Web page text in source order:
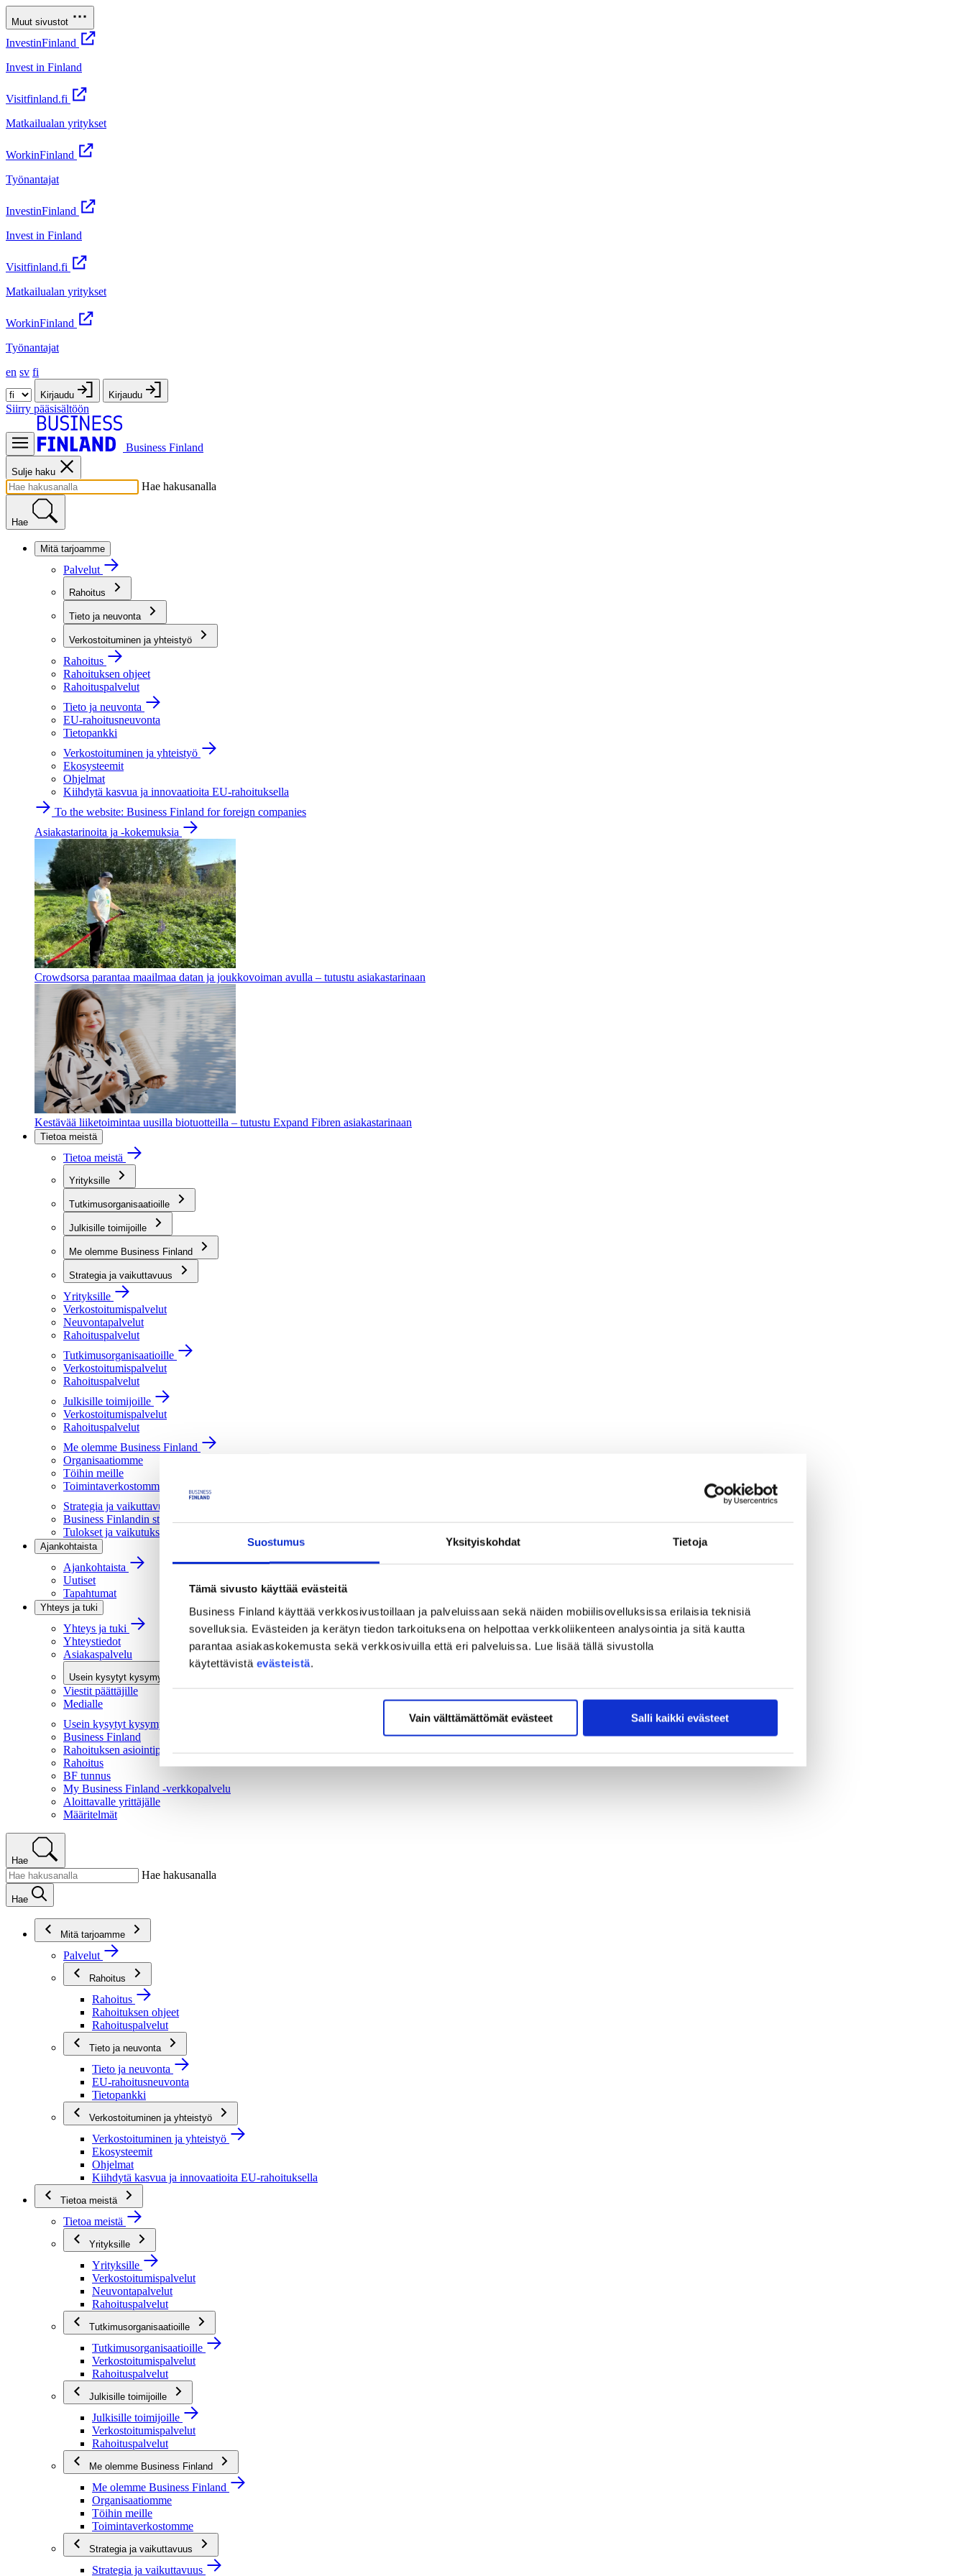
Suostumus Yksityiskohdat Tietoja
Tämä sivusto käyttää evästeitä
Business Finland käyttää verkkosivustoillaan ja palveluissaan sekä näiden mobiilisovelluksissa erilaisia teknisiä
sovelluksia. Evästeiden ja kerätyn tiedon tarkoituksena on helpottaa verkkoliikenteen analysointia ja sitä kautta
parantaa asiakaskokemusta sekä verkkosivuilla että eri palveluissa. Lue lisää tällä sivustolla
käytettävistä evästeistä.
Vain välttämättömät evästeet Salli kaikki evästeet
Muut sivustot
InvestinFinland
Invest in Finland
Visitfinland.fi
Matkailualan yritykset
WorkinFinland
Työnantajat
InvestinFinland
Invest in Finland
Visitfinland.fi
Matkailualan yritykset
WorkinFinland
Työnantajat
en sv fi
Kirjaudu Kirjaudu
Siirry pääsisältöön
Business Finland
Sulje haku
Hae hakusanalla
Hae
Mitä tarjoamme
Palvelut
Rahoitus
Tieto ja neuvonta
Verkostoituminen ja yhteistyö
Rahoitus
Rahoituksen ohjeet
Rahoituspalvelut
Tieto ja neuvonta
EU-rahoitusneuvonta
Tietopankki
Verkostoituminen ja yhteistyö
Ekosysteemit
Ohjelmat
Kiihdytä kasvua ja innovaatioita EU-rahoituksella
To the website: Business Finland for foreign companies
Asiakastarinoita ja -kokemuksia
Crowdsorsa parantaa maailmaa datan ja joukkovoiman avulla – tutustu asiakastarinaan
Kestävää liiketoimintaa uusilla biotuotteilla – tutustu Expand Fibren asiakastarinaan
Tietoa meistä
Tietoa meistä
Yrityksille
Tutkimusorganisaatioille
Julkisille toimijoille
Me olemme Business Finland
Strategia ja vaikuttavuus
Yrityksille
Verkostoitumispalvelut
Neuvontapalvelut
Rahoituspalvelut
Tutkimusorganisaatioille
Verkostoitumispalvelut
Rahoituspalvelut
Julkisille toimijoille
Verkostoitumispalvelut
Rahoituspalvelut
Me olemme Business Finland
Organisaatiomme
Töihin meille
Toimintaverkostomme
Strategia ja vaikuttavuus
Business Finlandin strategia 2030
Tulokset ja vaikutukset
Ajankohtaista
Ajankohtaista
Uutiset
Tapahtumat
Yhteys ja tuki
Yhteys ja tuki
Yhteystiedot
Asiakaspalvelu
Usein kysytyt kysymykset
Viestit päättäjille
Medialle
Usein kysytyt kysymykset
Business Finland
Rahoituksen asiointipalvelu
Rahoitus
BF tunnus
My Business Finland -verkkopalvelu
Aloittavalle yrittäjälle
Määritelmät
Hae
Hae hakusanalla
Hae
Mitä tarjoamme
Palvelut
Rahoitus
Rahoitus
Rahoituksen ohjeet
Rahoituspalvelut
Tieto ja neuvonta
Tieto ja neuvonta
EU-rahoitusneuvonta
Tietopankki
Verkostoituminen ja yhteistyö
Verkostoituminen ja yhteistyö
Ekosysteemit
Ohjelmat
Kiihdytä kasvua ja innovaatioita EU-rahoituksella
Tietoa meistä
Tietoa meistä
Yrityksille
Yrityksille
Verkostoitumispalvelut
Neuvontapalvelut
Rahoituspalvelut
Tutkimusorganisaatioille
Tutkimusorganisaatioille
Verkostoitumispalvelut
Rahoituspalvelut
Julkisille toimijoille
Julkisille toimijoille
Verkostoitumispalvelut
Rahoituspalvelut
Me olemme Business Finland
Me olemme Business Finland
Organisaatiomme
Töihin meille
Toimintaverkostomme
Strategia ja vaikuttavuus
Strategia ja vaikuttavuus